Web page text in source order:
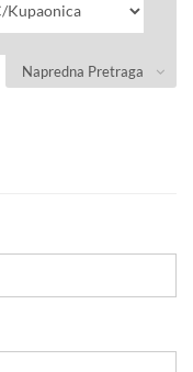
Napredna Pretraga